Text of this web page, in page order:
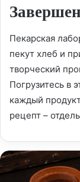
Пекарская
пекут хлеб и
творческий
Погрузитесь в
каждый
рецепт –